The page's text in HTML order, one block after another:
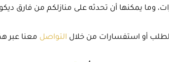
وما يمكنها أن تحدثه على منازلكم من فارق
أو استفسارات من خلال التواصل معنا عبر